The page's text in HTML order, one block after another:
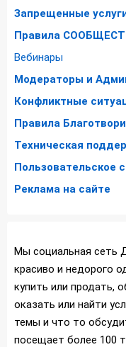
Запрещенные
Правила
Вебинары
Модераторы и
Конфликтные
Правила
Техническая
Пользовательское
Реклама на сайте
Мы социальная сеть
красиво и недорого
купить или продать,
оказать или найти
темы и что то
посещает более 100